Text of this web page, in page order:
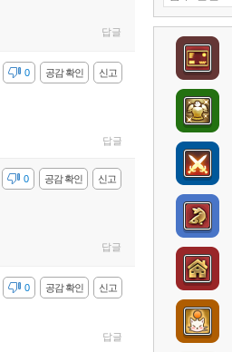
답글
신고
공감 확인
0
답글
신고
공감 확인
0
답글
신고
공감 확인
0
답글